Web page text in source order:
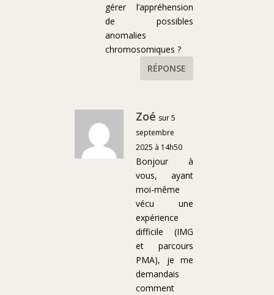
gérer l’appréhension
de possibles
anomalies
chromosomiques ?
RÉPONSE
Zoé sur 5
septembre
2025 à 14h50
Bonjour à
vous, ayant
moi-même
vécu une
expérience
difficile (IMG
et parcours
PMA), je me
demandais
comment